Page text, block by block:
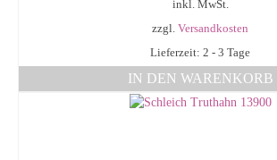
inkl. MwSt.
zzgl. Versandkosten
Lieferzeit: 2 - 3 Tage
IN DEN WARENKORB